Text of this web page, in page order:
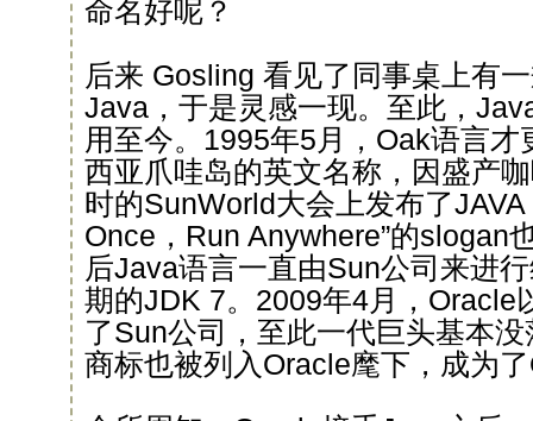
命名好呢？
后来 Gosling 看见了同事桌上有
Java，于是灵感一现。至此，
用至今。1995年5月，Oak语言
西亚爪哇岛的英文名称，因盛产
时的SunWorld大会上发布了
Once，Run Anywhere”的slogan
后Java语言一直由Sun公司来进
期的JDK 7。2009年4月，Oracle
了Sun公司，至此一代巨头基本
商标也被列入Oracle麾下，成为